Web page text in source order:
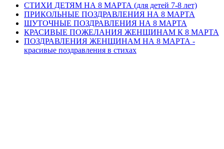
СТИХИ ДЕТЯМ НА 8 МАРТА (для детей 7-8 лет)
ПРИКОЛЬНЫЕ ПОЗДРАВЛЕНИЯ НА 8 МАРТА
ШУТОЧНЫЕ ПОЗДРАВЛЕНИЯ НА 8 МАРТА
КРАСИВЫЕ ПОЖЕЛАНИЯ ЖЕНЩИНАМ К 8 МАРТА
ПОЗДРАВЛЕНИЯ ЖЕНЩИНАМ НА 8 МАРТА -
красивые поздравления в стихах